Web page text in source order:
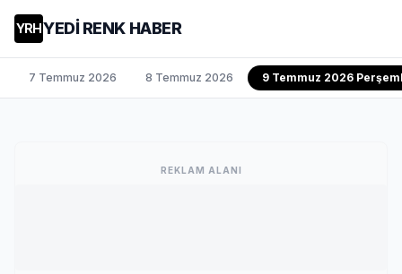
YRHYEDİ RENK HABER
7 Temmuz 2026 8 Temmuz 2026 9 Temmuz 2026
REKLAM ALANI